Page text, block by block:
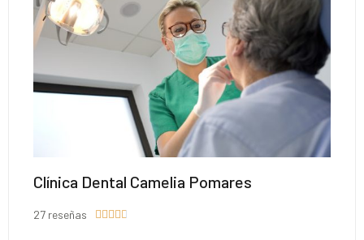
Clínica Dental Camelia Pomares
27 reseñas 